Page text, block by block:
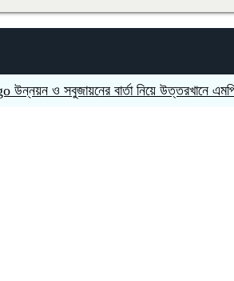
সবুজায়নের বার্তা নিয়ে উত্তরখানে এমপি এস এম